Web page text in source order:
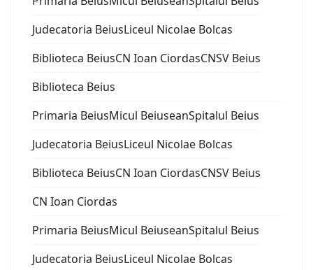
Judecatoria BeiusLiceul Nicolae Bolcas
Biblioteca BeiusCN Ioan CiordasCNSV Beius
Biblioteca Beius
Primaria BeiusMicul BeiuseanSpitalul Beius
Judecatoria BeiusLiceul Nicolae Bolcas
Biblioteca BeiusCN Ioan CiordasCNSV Beius
CN Ioan Ciordas
Primaria BeiusMicul BeiuseanSpitalul Beius
Judecatoria BeiusLiceul Nicolae Bolcas